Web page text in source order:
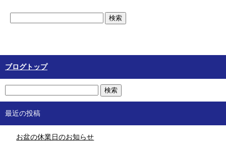
ブログトップ
最近の投稿
お盆の休業日のお知らせ